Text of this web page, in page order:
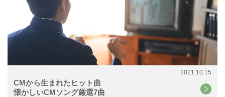
2021.10.15
CMから生まれたヒット曲
懐かしいCMソング厳選7曲